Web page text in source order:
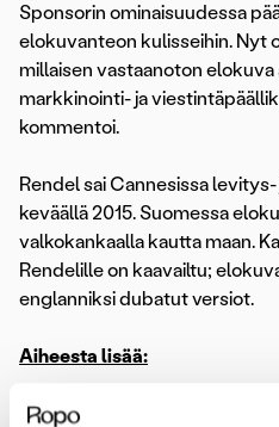
Sponsorin ominaisuudessa
elokuvanteon kulisseihin. Nyt
millaisen vastaanoton elokuva
markkinointi- ja
kommentoi.
Rendel sai Cannesissa
keväällä 2015. Suomessa
valkokankaalla kautta maan.
Rendelille on kaavailtu;
englanniksi dubatut versiot.
Aiheesta lisää:
Rendelin ja Jesse Haajan